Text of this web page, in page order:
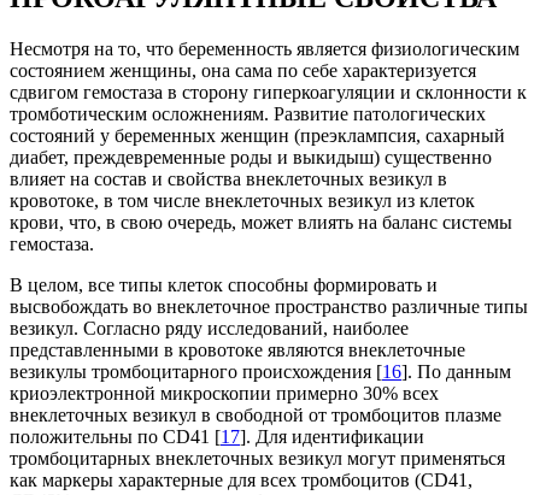
Несмотря на то, что беременность является физиологическим
состоянием женщины, она сама по себе характеризуется
сдвигом гемостаза в сторону гиперкоагуляции и склонности к
тромботическим осложнениям. Развитие патологических
состояний у беременных женщин (преэклампсия, сахарный
диабет, преждевременные роды и выкидыш) существенно
влияет на состав и свойства внеклеточных везикул в
кровотоке, в том числе внеклеточных везикул из клеток
крови, что, в свою очередь, может влиять на баланс системы
гемостаза.
В целом, все типы клеток способны формировать и
высвобождать во внеклеточное пространство различные типы
везикул. Согласно ряду исследований, наиболее
представленными в кровотоке являются внеклеточные
везикулы тромбоцитарного происхождения [16]. По данным
криоэлектронной микроскопии примерно 30% всех
внеклеточных везикул в свободной от тромбоцитов плазме
положительны по CD41 [17]. Для идентификации
тромбоцитарных внеклеточных везикул могут применяться
как маркеры характерные для всех тромбоцитов (CD41,